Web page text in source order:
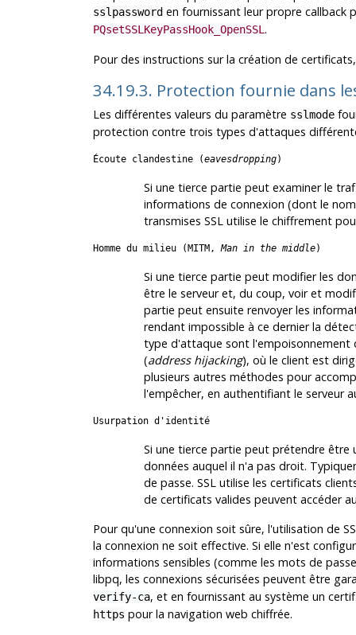
sslpassworden fournissant leur propre callback
PQsetSSLKeyPassHook_OpenSSL .
Pour des instructions sur la création de
34.19.3. Protection fournie dans
Les différentes valeurs du paramètre sslmode
protection contre trois types d'attaques
Écoute clandestine (eavesdropping)
Si une tierce partie peut examiner le
informations de connexion (dont le
transmises SSLutilise le chiffrement
Homme du milieu (MITM,Man in the middle)
Si une tierce partie peut modifier les
être le serveur et, du coup, voir et
partie peut ensuite renvoyer les
rendant impossible à ce dernier la
type d'attaque sont l'empoisonnement
(address hijacking), où le client est
plusieurs autres méthodes pour
l'empêcher, en authentifiant le serveur
Usurpation d'identité
Si une tierce partie peut prétendre
données auquel il n'a pas droit.
de passe. SSLutilise les certificats
de certificats valides peuvent accéder
Pour qu'une connexion soit sûre, l'utilisation de
la connexion ne soit effective. Si elle n'est
informations sensibles (comme les mots de
libpq, les connexions sécurisées peuvent être
verify-ca, et en fournissant au système un
https pour la navigation web chiffrée.